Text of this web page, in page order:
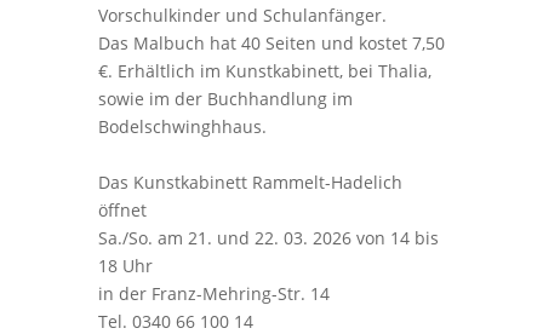
Vorschulkinder und Schulanfänger.
Das Malbuch hat 40 Seiten und kostet 7,50
€. Erhältlich im Kunstkabinett, bei Thalia,
sowie im der Buchhandlung im
Bodelschwinghhaus.
Das Kunstkabinett Rammelt-Hadelich
öffnet
Sa./So. am 21. und 22. 03. 2026 von 14 bis
18 Uhr
in der Franz-Mehring-Str. 14
Tel. 0340 66 100 14